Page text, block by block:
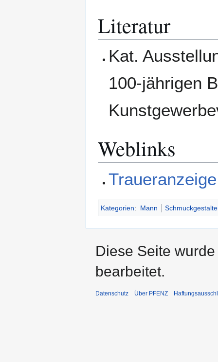
Literatur
Kat.
100-jährigen
Weblinks
Traueranzeige
Kategorien: Mann
Diese Seite
bearbeitet.
Datenschutz Über PFENZ